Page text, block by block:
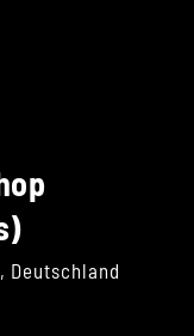
Deutschland